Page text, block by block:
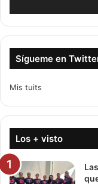
Sígueme en
Mis tuits
Los + visto